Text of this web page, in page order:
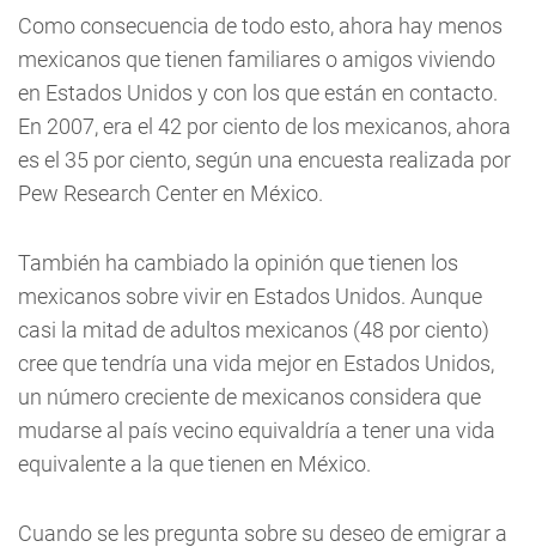
Como consecuencia de todo esto, ahora hay menos
mexicanos que tienen familiares o amigos viviendo
en Estados Unidos y con los que están en contacto.
En 2007, era el 42 por ciento de los mexicanos, ahora
es el 35 por ciento, según una encuesta realizada por
Pew Research Center en México.
También ha cambiado la opinión que tienen los
mexicanos sobre vivir en Estados Unidos. Aunque
casi la mitad de adultos mexicanos (48 por ciento)
cree que tendría una vida mejor en Estados Unidos,
un número creciente de mexicanos considera que
mudarse al país vecino equivaldría a tener una vida
equivalente a la que tienen en México.
Cuando se les pregunta sobre su deseo de emigrar a